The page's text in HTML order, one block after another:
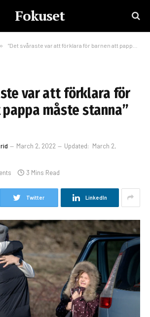
Fokuset
» ”Det svåraste var att förklara för barnen att pappa måste stanna”
var att förklara för
måste stanna”
March 2, 2022 Updated: March 2,
3 Mins Read
Twitter LinkedIn